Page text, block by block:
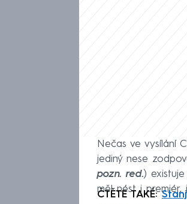
Nečas ve vysílání
jediný nese
pozn. red.)
měl nést i premiér,
ČTĚTE TAKÉ: